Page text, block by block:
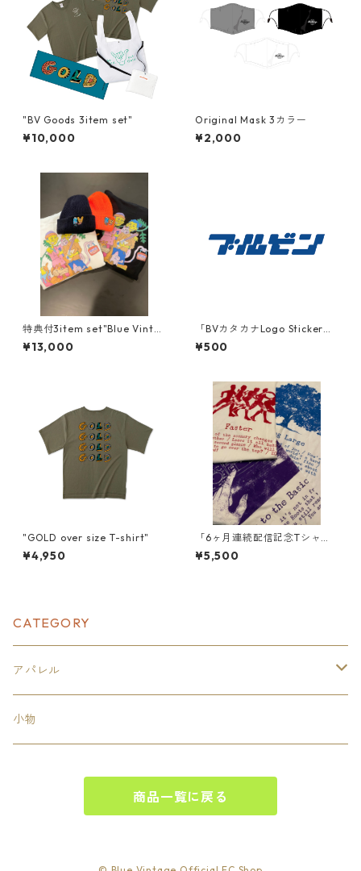
"BV Goods 3item set"
¥10,000
Original Mask 3カラー
¥2,000
特典付3item set"Blue Vinta
ge × Kanta Original Goods
Special set 特注ステッカー
¥13,000
「BVカタカナLogo Sticker」
2枚セット！
¥500
"GOLD over size T-shirt"
¥4,950
「6ヶ月連続配信記念Tシャ
ツ」 [第一弾]！
¥5,500
CATEGORY
アパレル
トップス
小物
商品一覧に戻る